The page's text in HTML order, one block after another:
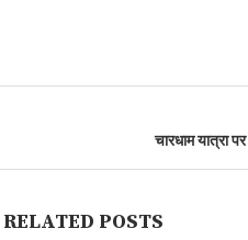
चारधाम यात्रा
RELATED POSTS